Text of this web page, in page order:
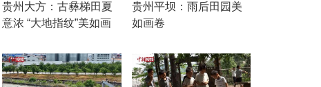
贵州大方：古彝梯田夏
意浓 “大地指纹”美如画
贵州平坝：雨后田园美
如画卷